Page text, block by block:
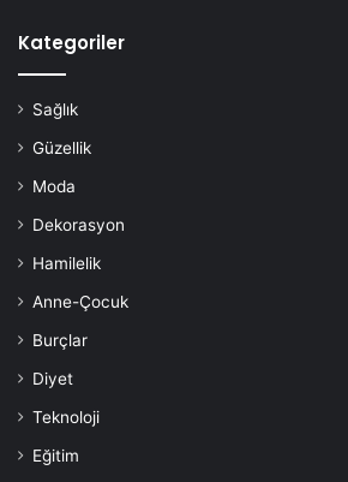
Kategoriler
Sağlık
Güzellik
Moda
Dekorasyon
Hamilelik
Anne-Çocuk
Burçlar
Diyet
Teknoloji
Eğitim